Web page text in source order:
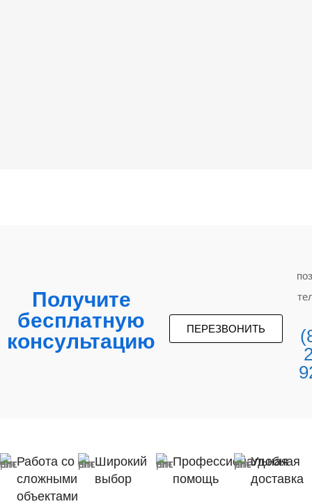
Получите
бесплатную
консультацию
ПЕРЕЗВОНИТЬ
Работа со
сложными
объектами
Широкий
выбор
Профессиональная
помощь
Удобная
доставка